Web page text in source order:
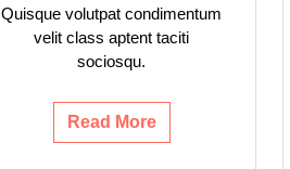
Quisque volutpat condimentum
velit class aptent taciti
sociosqu.
Read More